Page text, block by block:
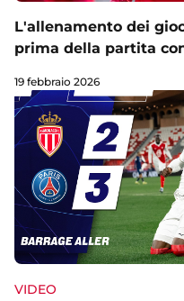
L'allenamento dei
prima della partita
19 febbraio 2026
VIDEO